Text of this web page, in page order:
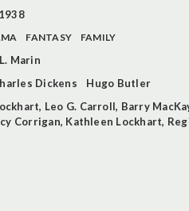
FANTASY
FAMILY
Marin
Dickens Hugo Butler
, Leo G. Carroll, Barry
Corrigan, Kathleen Lockhart,